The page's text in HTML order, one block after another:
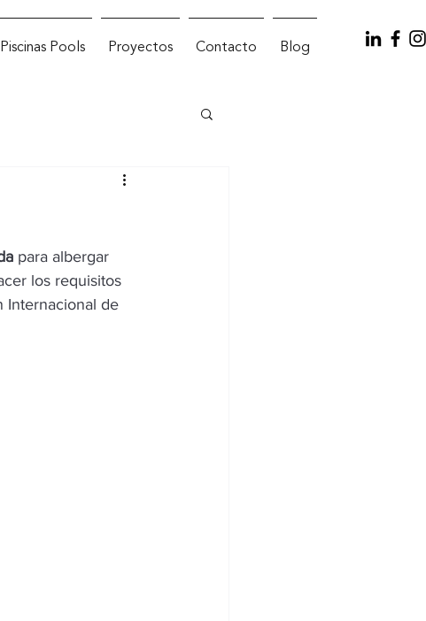
Piscinas Pools Proyectos Contacto Blog
para albergar
los requisitos
Internacional de